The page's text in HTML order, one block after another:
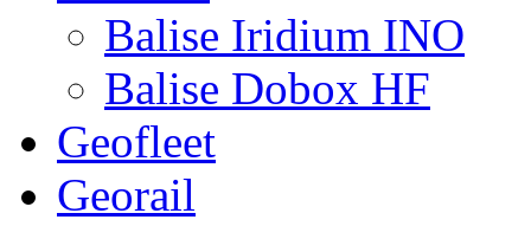
Balise Iridium INO
Balise Dobox HF
Geofleet
Georail